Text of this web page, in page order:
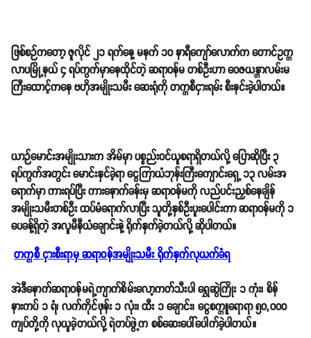
ဖြစ်စဉ်ကတော့ ဇူလိုင် ၂၁ ရက်နေ့ မနက် ၁၀ နာရီကျော်လောက်က တောင်ဥက္က
လာပမြို့နယ် ၄ ရပ်ကွက်မှာနေထိုင်တဲ့ ဆရာဝန်မ တစ်ဦးဟာ ဝေဇယန္တာလမ်းမ
ကြီးထောင့်ကနေ ဗဟိုအမျိုးသမီး ဆေးရုံကို တက္ကစီငှားရမ်း စီးနင်းခဲ့ပါတယ်။
ယာဉ်မောင်းအမျိုးသားက အိမ်မှာ ပစ္စည်းဝင်ယူစရာရှိတယ်လို့ ပြောဆိုပြီး ၃
ရပ်ကွက်အတွင်း မောင်းနှင်ခဲ့ရာ ငွေကြာယံဘုန်းကြီးကျောင်းရှေ့ ၁၃ လမ်းအ
ရောက်မှာ ကားရပ်ပြီး ကားနောက်ခန်းမှ ဆရာဝန်မကို လည်ပင်းညှစ်နေချိန်
အမျိုးသမီးတစ်ဦး ထပ်မံရောက်လာပြီး သူတို့နှစ်ဦးပူးပေါင်းကာ ဆရာဝန်မကို ၁
ပေခန့်ရှိတဲ့ အလူမီနီယံချောင်းနဲ့ ရိုက်နှက်ခဲ့တယ်လို့ ဆိုပါတယ်။
တက္ကစီ ငှားစီးရာမှ ဆရာဝန်အမျိုးသမီး ရိုက်နှက်လုယက်ခံရ
အဲဒီနောက်ဆရာဝန်မရဲ့ကျာက်စိမ်းလော့ကတ်သီးပါ ရွှေဆွဲကြိုး ၁ ကုံး၊ စိန်
နားကပ် ၁ ရံ၊ လက်ကိုင်ဖုန်း ၁ လုံး၊ ထီး ၁ ချောင်း၊ ငွေစက္ကူရောရာ ၅၀,၀၀၀
ကျပ်တို့ကို လုယူခဲ့တယ်လို့ ရဲတပ်ဖွဲ့က စစ်ဆေးပေါ်ပေါက်ခဲ့ပါတယ်။